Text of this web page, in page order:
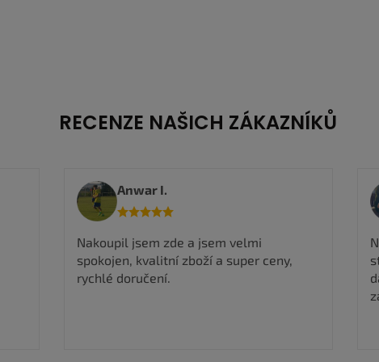
RECENZE NAŠICH ZÁKAZNÍKŮ
Viktorie M.
Nadmíru spokojena, rychlé odeslání, boty
stejné jak na fotografii takže můžu jen
dál doporučit a určitě si ještě nějaké boty